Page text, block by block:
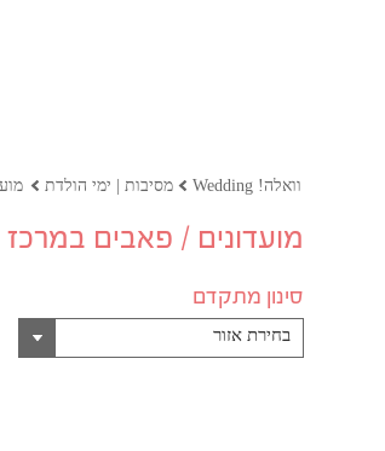
וואלה! Wedding מסיבות | ימי הולדת
מועדונים / פאבים במרכז
סינון מתקדם
בחירת אזור